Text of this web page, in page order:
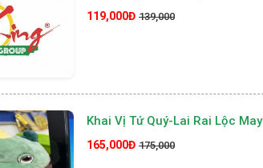
119,000Đ 139,000
Khai Vị Tứ Quý-Lai Rai Lộc May
165,000Đ 175,000